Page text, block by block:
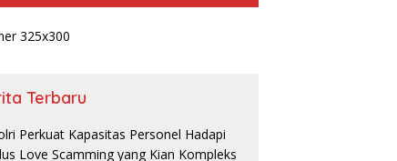
Terbaru